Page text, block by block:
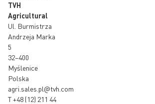
TVH
Agricultural
Ul. Burmistrza
Andrzeja Marka
5
32–400
Myślenice
Polska
agri.sales.pl@tvh.com
T+48 (12) 211 44